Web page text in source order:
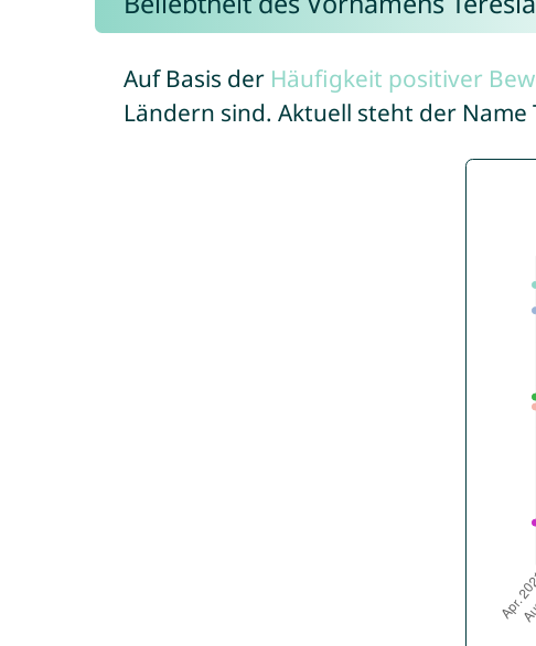
Auf Basis der Häufigkeit positiver
Ländern sind. Aktuell steht der Name